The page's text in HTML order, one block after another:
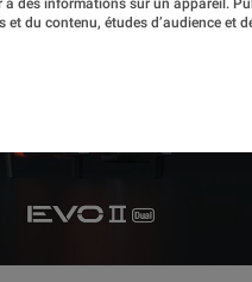
à des informations sur un appareil.
du contenu, études d’audience et